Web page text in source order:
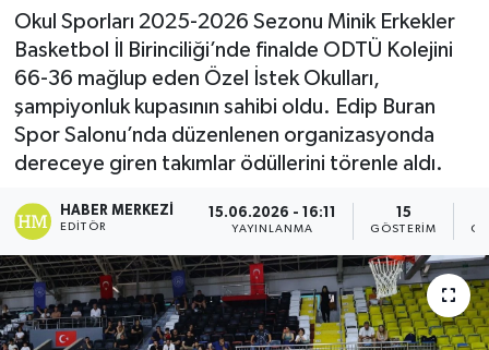
Okul Sporları 2025-2026 Sezonu Minik Erkekler
Basketbol İl Birinciliği’nde finalde ODTÜ Kolejini
66-36 mağlup eden Özel İstek Okulları,
şampiyonluk kupasının sahibi oldu. Edip Buran
Spor Salonu’nda düzenlenen organizasyonda
dereceye giren takımlar ödüllerini törenle aldı.
HABER MERKEZI
EDITÖR
15.06.2026 - 16:11
YAYINLANMA
15
GÖSTERIM